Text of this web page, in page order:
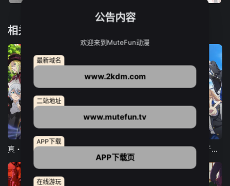
相关推荐
12集全
真・进化果 实不知不觉踏上胜利的人生
12集全
东京猫猫 NEW～♡
13集全
弹珠汽水瓶里的千岁同学
公告内容
欢迎来到MuteFun动漫
最新域名
www.2kdm.com
二站地址
www.mutefun.tv
APP下载
APP下载页
在线游玩